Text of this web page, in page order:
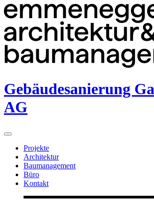
Gebäudesanierung
AG
Projekte
Architektur
Baumanagement
Büro
Kontakt